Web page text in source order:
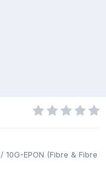
10G-EPON (Fibre & Fibre